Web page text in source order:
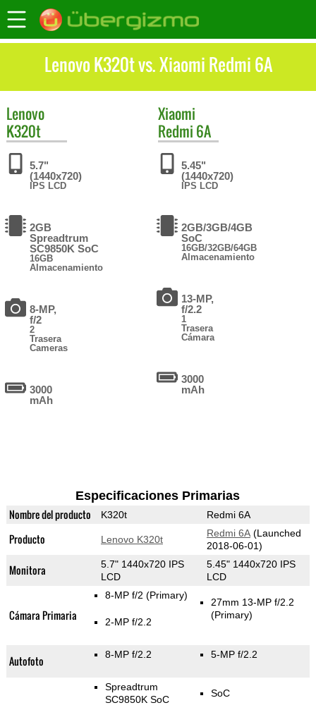
Lenovo K320t vs. Xiaomi Redmi 6A
Lenovo
K320t
5.7"
(1440x720)
IPS LCD
2GB
Spreadtrum
SC9850K SoC
16GB
Almacenamiento
8-MP,
f/2
2
Trasera
Cameras
3000
mAh
Xiaomi
Redmi 6A
5.45"
(1440x720)
IPS LCD
2GB/3GB/4GB
SoC
16GB/32GB/64GB
Almacenamiento
13-MP,
f/2.2
1
Trasera
Cámara
3000
mAh
Especificaciones Primarias
Nombre del producto K320t Redmi 6A
Producto Lenovo K320t
Redmi 6A(Launched
2018-06-01)
Monitora
5.7" 1440x720 IPS
LCD
5.45" 1440x720 IPS
LCD
Cámara Primaria
8-MP f/2 (Primary)
2-MP f/2.2
27mm 13-MP f/2.2
(Primary)
Autofoto 8-MP f/2.2 5-MP f/2.2
Spreadtrum
SC9850K SoC
SoC